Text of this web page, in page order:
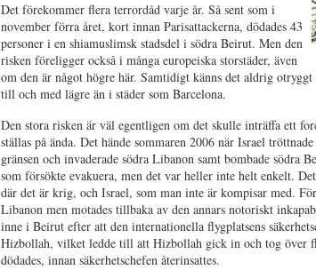
Det förekommer flera terrordåd varje år. Så sent som i
november förra året, kort innan Parisattackerna, dödades 43
personer i en shiamuslimsk stadsdel i södra Beirut. Men den
risken föreligger också i många europeiska storstäder, även
om den är något högre här. Samtidigt känns det aldrig
till och med lägre än i städer som Barcelona.
Den stora risken är väl egentligen om det skulle inträffa ett
ställas på ända. Det hände sommaren 2006 när Israel
gränsen och invaderade södra Libanon samt bombade södra
som försökte evakuera, men det var heller inte helt enkelt.
där det är krig, och Israel, som man inte är kompisar med.
Libanon men motades tillbaka av den annars notoriskt
inne i Beirut efter att den internationella flygplatsens
Hizbollah, vilket ledde till att Hizbollah gick in och tog över
dödades, innan säkerhetschefen återinsattes.